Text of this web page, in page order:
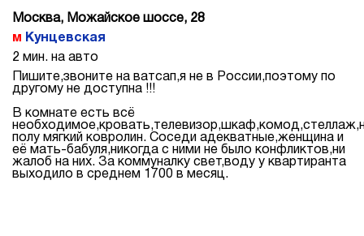
Москва, Можайское шоссе, 28
Кунцевская
2 мин. на авто
Пишите,звоните на ватсап,я не в России,поэтому по
другому не доступна !!!
В комнате есть всё
полу мягкий ковролин. Соседи адекватные,женщина и
её мать-бабуля,никогда с ними не было конфликтов,ни
жалоб на них. За коммуналку свет,воду у квартиранта
выходило в среднем 1700 в месяц.